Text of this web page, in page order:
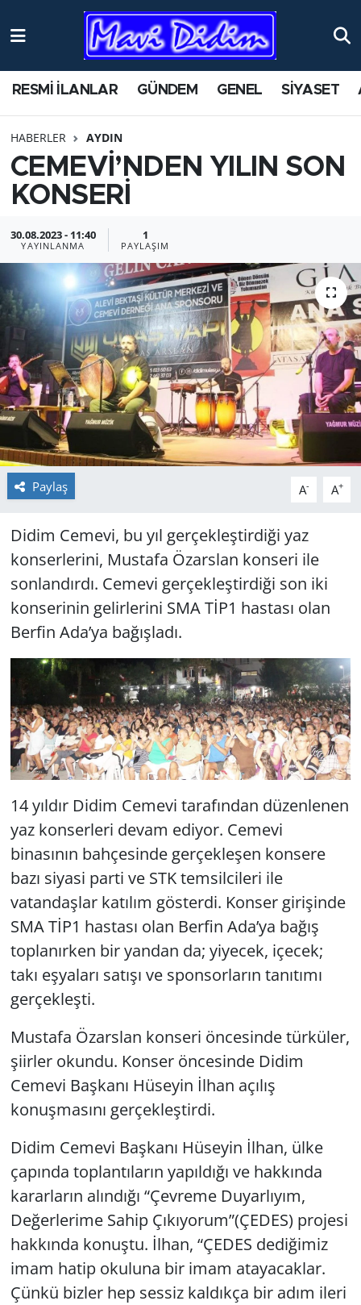
RESMİ İLANLAR GÜNDEM GENEL SİYASET
HABERLER AYDIN
CEMEVİ’NDEN YILIN SON
KONSERİ
30.08.2023 - 11:40
YAYINLANMA
1
PAYLAŞIM
Paylaş A- A+
Didim Cemevi, bu yıl gerçekleştirdiği yaz
konserlerini, Mustafa Özarslan konseri ile
sonlandırdı. Cemevi gerçekleştirdiği son iki
konserinin gelirlerini SMA TİP1 hastası olan
Berfin Ada’ya bağışladı.
14 yıldır Didim Cemevi tarafından düzenlenen
yaz konserleri devam ediyor. Cemevi
binasının bahçesinde gerçekleşen konsere
bazı siyasi parti ve STK temsilcileri ile
vatandaşlar katılım gösterdi. Konser girişinde
SMA TİP1 hastası olan Berfin Ada’ya bağış
toplanırken bir yandan da; yiyecek, içecek;
takı eşyaları satışı ve sponsorların tanıtımı
gerçekleşti.
Mustafa Özarslan konseri öncesinde türküler,
şiirler okundu. Konser öncesinde Didim
Cemevi Başkanı Hüseyin İlhan açılış
konuşmasını gerçekleştirdi.
Didim Cemevi Başkanı Hüseyin İlhan, ülke
çapında toplantıların yapıldığı ve hakkında
kararların alındığı “Çevreme Duyarlıyım,
Değerlerime Sahip Çıkıyorum”(ÇEDES) projesi
hakkında konuştu. İlhan, “ÇEDES dediğimiz
imam hatip okuluna bir imam atayacaklar.
Çünkü bizler hep sessiz kaldıkça bir adım ileri
ANTİK YERLER
AYDIN
BİLİM VE TEKNOLOJİ
EĞİTİM
EKONOMİ
GENEL
GÜNDEM
HABERDE İNSAN
KÜLTÜR SANAT
POLİTİKA
RESMİ İLANLAR
SAĞLIK
SİYASET
SPOR
Yerel
Nöbetçi Eczaneler
Namaz Vakitleri
Trafik Durumu
Süper Lig Puan Durumu ve Fikstür
Tüm Manşetler
Son Dakika Haberleri
Haber Arşivi